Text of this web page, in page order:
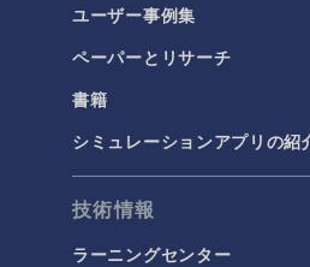
ユーザー事例集
ペーパーとリサーチ
書籍
シミュレーションアプリの紹
技術情報
ラーニングセンター